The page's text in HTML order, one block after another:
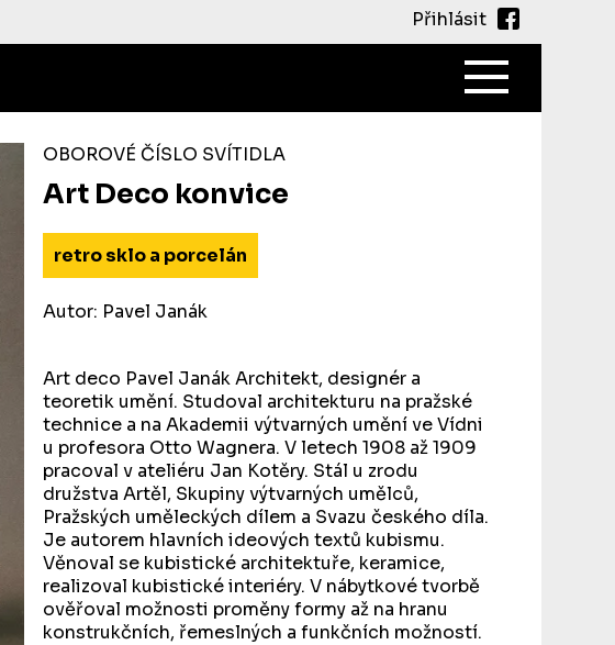
Přihlásit
Main
OBOROVÉ ČÍSLO SVÍTIDLA
Art Deco konvice
retro sklo a porcelán
Autor: Pavel Janák
Art deco Pavel Janák Architekt, designér a
teoretik umění. Studoval architekturu na pražské
technice a na Akademii výtvarných umění ve Vídni
u profesora Otto Wagnera. V letech 1908 až 1909
pracoval v ateliéru Jan Kotěry. Stál u zrodu
družstva Artěl, Skupiny výtvarných umělců,
Pražských uměleckých dílem a Svazu českého díla.
Je autorem hlavních ideových textů kubismu.
Věnoval se kubistické architektuře, keramice,
realizoval kubistické interiéry. V nábytkové tvorbě
ověřoval možnosti proměny formy až na hranu
konstrukčních, řemeslných a funkčních možností.